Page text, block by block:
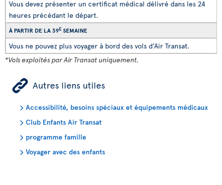
Vous devez présenter un certificat médical délivré dans les 24
heures précédant le départ.
À PARTIR DE LA 39E SEMAINE
Vous ne pouvez plus voyager à bord des vols d’Air Transat.
*Vols exploités par Air Transat uniquement.
ÿ Autres liens utiles
Accessibilité, besoins spéciaux et équipements médicaux
Club Enfants Air Transat
programme famille
Voyager avec des enfants